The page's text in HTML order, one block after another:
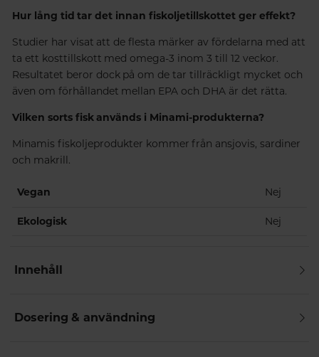
Hur lång tid tar det innan fiskoljetillskottet ger effekt?
Studier har visat att de flesta märker av fördelarna med att
ta ett kosttillskott med omega-3 inom 3 till 12 veckor.
Resultatet beror dock på om de tar tillräckligt mycket och
även om förhållandet mellan EPA och DHA är det rätta.
Vilken sorts fisk används i Minami-produkterna?
Minamis fiskoljeprodukter kommer från ansjovis, sardiner
och makrill.
Vegan Nej
Ekologisk Nej
Innehåll
Dosering & användning